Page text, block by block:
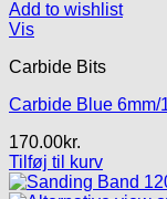
Add to wishlist
Vis
Carbide Bits
Carbide Blue 6mm/
170.00kr.
Tilføj til kurv